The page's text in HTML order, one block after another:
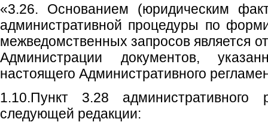
«3.26. Основанием (юридическим
административной процедуры по
межведомственных запросов является
Администрации документов,
настоящего Административного
1.10.Пункт 3.28 административного
следующей редакции: